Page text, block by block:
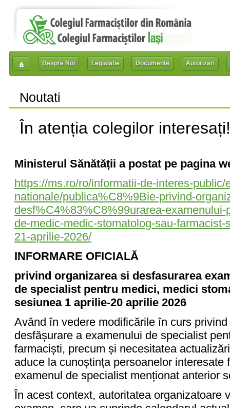
Despre Noi Legislatie Documente Autorizari
Noutati
În atenția colegilor interesați!
Ministerul Sănătății a postat pe pagina
https://ms.ro/ro/informatii-de-interes-
nationale/publica%C8%9Bie-privind-
desf%C4%83%C8%99urarea-
de-medic-medic-stomatolog-sau-
21-aprilie-2026/
INFORMARE OFICIALĂ
privind organizarea si desfasurarea
de specialist pentru medici, medici
sesiunea 1 aprilie-20 aprilie 2026
Având în vedere modificările în curs
desfășurare a examenului de specialist
farmaciști, precum și necesitatea
aduce la cunoștința persoanelor
examenul de specialist menționat anterior
În acest context, autoritatea organizatoare